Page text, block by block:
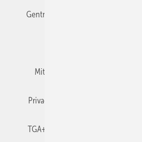
Gentner Verlag
Mitgliedschaften und Engagement
Privacy Manager
TGA+E-WissensCheck